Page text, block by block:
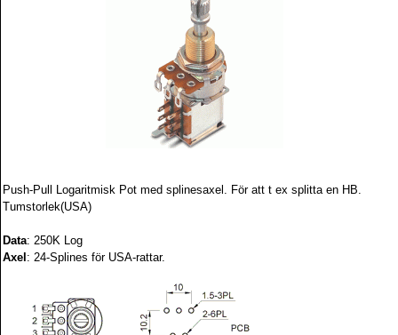
Push-Pull Logaritmisk Pot med splinesaxel. För att t ex splitta en HB.
Tumstorlek(USA)
Data: 250K Log
Axel : 24-Splines för USA-rattar.